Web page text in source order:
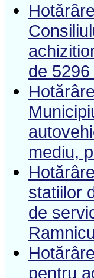
de
mediu,
statiilor
de
pentru